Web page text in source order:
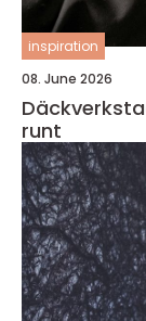
inspiration
08. June 2026
runt